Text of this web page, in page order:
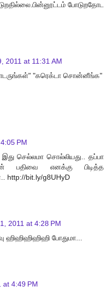
போடுறதோட
2011 at 11:31 AM
"கரெக்டா சொன்னீங்க"
PM
செல்லமா சொல்லியது.. தப்பா
பதிவை எனக்கு பிடித்த
http://bit.ly/g8UHyD
2011 at 4:28 PM
ஹிஹிஹிஹிஹி போதுமா...
at 4:49 PM